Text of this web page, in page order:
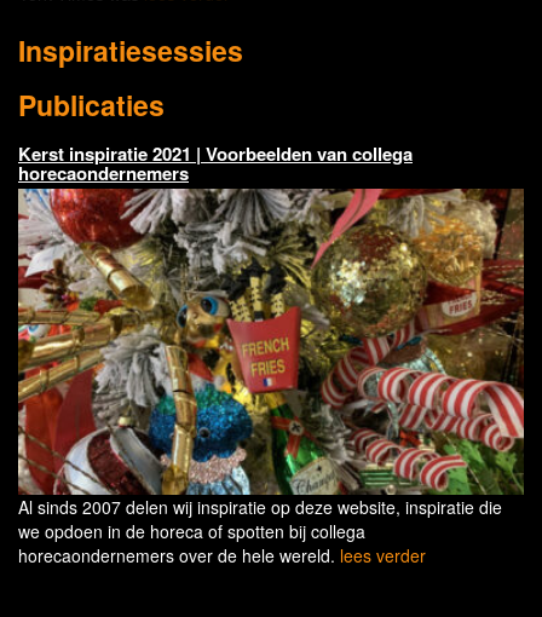
Inspiratiesessies
Publicaties
Kerst inspiratie 2021 | Voorbeelden van collega
horecaondernemers
Al sinds 2007 delen wij inspiratie op deze website, inspiratie die
we opdoen in de horeca of spotten bij collega
horecaondernemers over de hele wereld. lees verder